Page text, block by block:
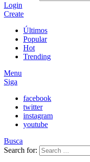
Login
Create
Últimos
Popular
Hot
Trending
Menu
Siga
facebook
twitter
instagram
youtube
Busca
Search for: